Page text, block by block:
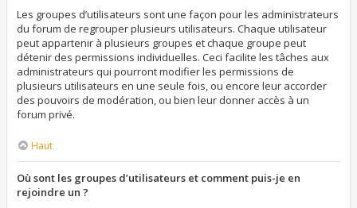
Les groupes d’utilisateurs sont une façon pour les administrateurs
du forum de regrouper plusieurs utilisateurs. Chaque utilisateur
peut appartenir à plusieurs groupes et chaque groupe peut
détenir des permissions individuelles. Ceci facilite les tâches aux
administrateurs qui pourront modifier les permissions de
plusieurs utilisateurs en une seule fois, ou encore leur accorder
des pouvoirs de modération, ou bien leur donner accès à un
forum privé.
Haut
Où sont les groupes d’utilisateurs et comment puis-je en
rejoindre un ?